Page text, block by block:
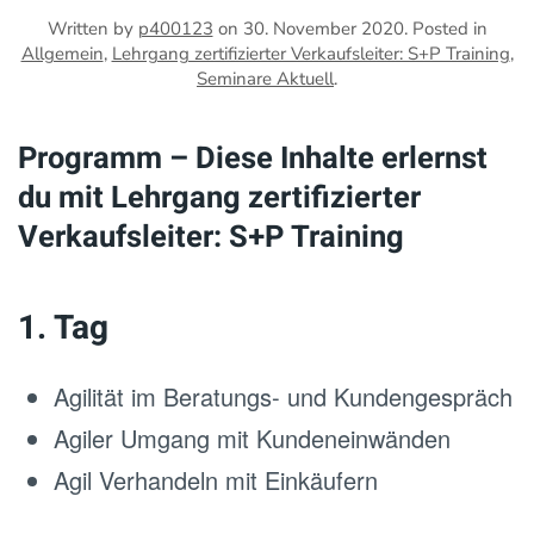
Written by p400123 on 30. November 2020. Posted in
Allgemein, Lehrgang zertifizierter Verkaufsleiter: S+P Training,
Seminare Aktuell.
Programm – Diese Inhalte erlernst
du mit Lehrgang zertifizierter
Verkaufsleiter: S+P Training
1. Tag
Agilität im Beratungs- und Kundengespräch
Agiler Umgang mit Kundeneinwänden
Agil Verhandeln mit Einkäufern